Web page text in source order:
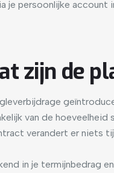
persoonlijke account
zijn de
van de
verandert er niets
in je termijnbedrag